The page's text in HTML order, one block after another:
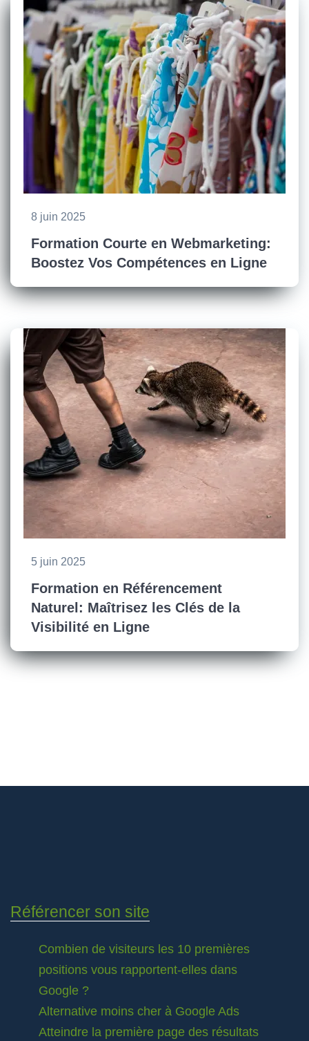
8 juin 2025
Formation Courte en Webmarketing:
Boostez Vos Compétences en Ligne
5 juin 2025
Formation en Référencement
Naturel: Maîtrisez les Clés de la
Visibilité en Ligne
Référencer son site
Combien de visiteurs les 10 premières
positions vous rapportent-elles dans
Google ?
Alternative moins cher à Google Ads
Atteindre la première page des résultats